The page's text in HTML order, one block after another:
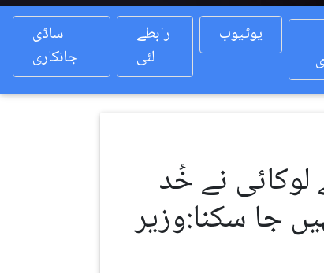
ساڈی
جانکاری
رابطے
لئی
یوٹیوب
جا سکنا:وزیر